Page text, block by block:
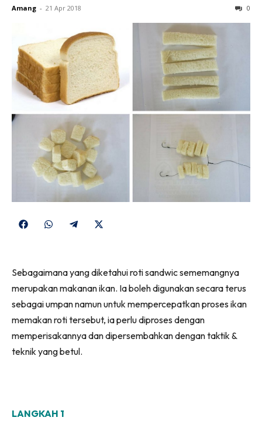
Amang - 21 Apr 2018 0
Share
Share
Share
(Twitter)
Sebagaimana yang diketahui roti sandwic sememangnya
merupakan makanan ikan. Ia boleh digunakan secara terus
sebagai umpan namun untuk mempercepatkan proses ikan
memakan roti tersebut, ia perlu diproses dengan
memperisakannya dan dipersembahkan dengan taktik &
teknik yang betul.
LANGKAH 1